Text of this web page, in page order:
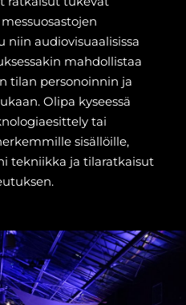
niin audiovisuaalisissa
mahdollistaa
tilan personoinnin ja
Olipa kyseessä
tai
sisällöille,
tekniikka ja tilaratkaisut